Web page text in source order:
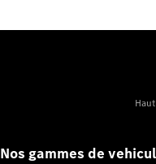
stock
Nos gammes de